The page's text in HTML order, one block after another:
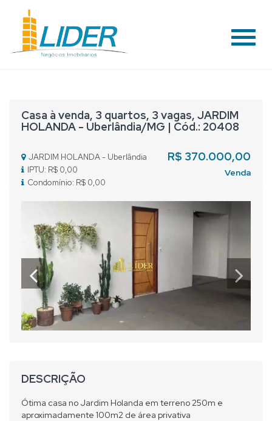
#
Casa à venda, 3 quartos, 3 vagas, JARDIM
HOLANDA - Uberlândia/MG | Cód.: 20408
JARDIM HOLANDA - Uberlândia
IPTU: R$ 0,00
Condomínio: R$ 0,00
R$ 370.000,00
Venda
DESCRIÇÃO
Ótima casa no Jardim Holanda em terreno 250m e
aproximadamente 100m2 de área privativa